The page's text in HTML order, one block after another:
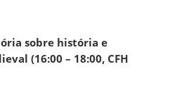
sobre história e
(16:00 – 18:00, CFH